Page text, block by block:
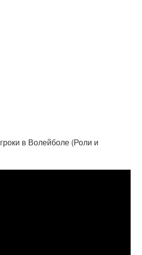
в Волейболе (Роли и